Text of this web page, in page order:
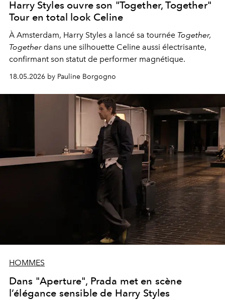
Harry Styles ouvre son "Together, Together"
Tour en total look Celine
À Amsterdam, Harry Styles a lancé sa tournée Together,
Together dans une silhouette Celine aussi électrisante,
confirmant son statut de performer magnétique.
18.05.2026 by Pauline Borgogno
HOMMES
Dans "Aperture", Prada met en scène
l’élégance sensible de Harry Styles